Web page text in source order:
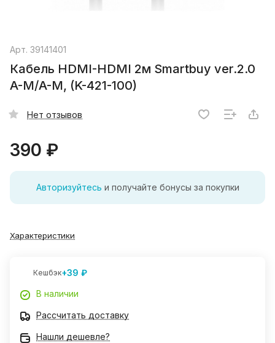
Арт. 39141401
Кабель HDMI-HDMI 2м Smartbuy ver.2.0
A-M/A-M, (K-421-100)
Нет отзывов
390 ₽
Авторизуйтесь и получайте бонусы за покупки
Характеристики
Кешбэк+39 ₽
В наличии
Рассчитать доставку
Нашли дешевле?